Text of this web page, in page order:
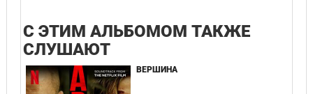
С ЭТИМ АЛЬБОМОМ ТАКЖЕ
СЛУШАЮТ
ВЕРШИНА